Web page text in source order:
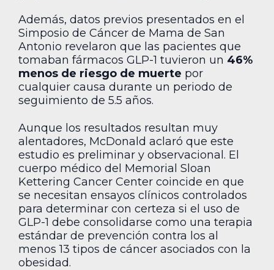
Además, datos previos presentados en el
Simposio de Cáncer de Mama de San
Antonio revelaron que las pacientes que
tomaban fármacos GLP-1 tuvieron un 46%
menos de riesgo de muerte por
cualquier causa durante un periodo de
seguimiento de 5.5 años.
Aunque los resultados resultan muy
alentadores, McDonald aclaró que este
estudio es preliminar y observacional. El
cuerpo médico del Memorial Sloan
Kettering Cancer Center coincide en que
se necesitan ensayos clínicos controlados
para determinar con certeza si el uso de
GLP-1 debe consolidarse como una terapia
estándar de prevención contra los al
menos 13 tipos de cáncer asociados con la
obesidad.